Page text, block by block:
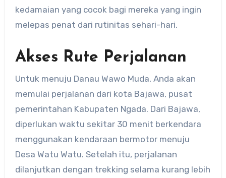
kedamaian yang cocok bagi mereka yang ingin
melepas penat dari rutinitas sehari-hari.
Akses Rute Perjalanan
Untuk menuju Danau Wawo Muda, Anda akan
memulai perjalanan dari kota Bajawa, pusat
pemerintahan Kabupaten Ngada. Dari Bajawa,
diperlukan waktu sekitar 30 menit berkendara
menggunakan kendaraan bermotor menuju
Desa Watu Watu. Setelah itu, perjalanan
dilanjutkan dengan trekking selama kurang lebih